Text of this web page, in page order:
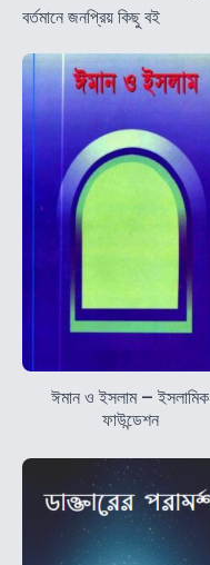
বর্তমানে জনপ্রিয় কিছু বই
ঈমান ও ইসলাম – ইসলামিক
ফাউন্ডেশন